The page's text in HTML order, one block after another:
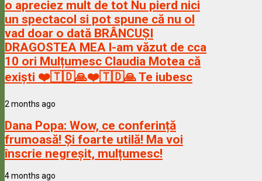
o apreciez mult de tot Nu pierd nici
un spectacol si pot spune că nu ol
vad doar o dată BRÂNCUȘI
DRAGOSTEA MEA l-am văzut de cca
10 ori Mulțumesc Claudia Motea că
exiști ❤️🇹🇩🙏❤️🇹🇩🙏 Te iubesc
2 months ago
Dana Popa: Wow, ce conferință
frumoasă! Și foarte utilă! Ma voi
înscrie negreșit, mulțumesc!
4 months ago